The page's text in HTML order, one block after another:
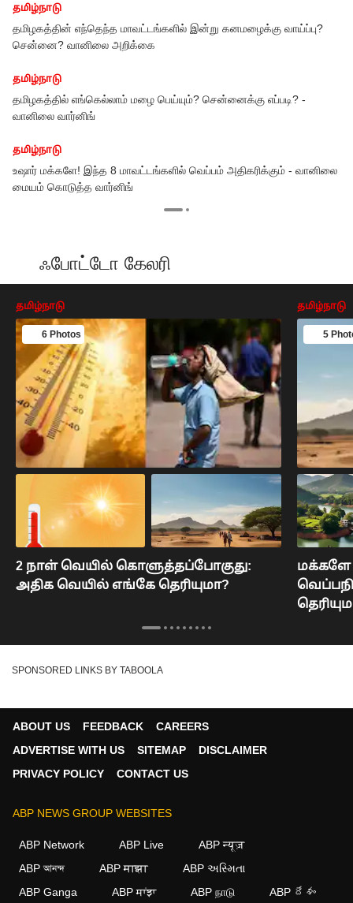
தமிழ்நாடு
மக்களே உஷார்! ஜூலை 25 வரை செம்ம ட்விஸ்ட்... சென்னை வானிலை
மையம் வெளியிட்ட பரபரப்பு அறிக்கை!
தமிழ்நாடு
சென்னை உட்பட எந்தெந்த மாவட்டங்களில் இன்று கனமழைக்கு வாய்ப்பு?
தமிழக வானிலை ரிப்போர்ட்
தமிழ்நாடு
தமிழகத்தின் எந்தெந்த மாவட்டங்களில் நாளை கனமழைக்கு வாய்ப்பு?
சென்னை? வானிலை வார்னிங்
ஃபோட்டோ கேலரி
தமிழ்நாடு
6 Photos
2 நாள் வெயில் கொளுத்தப்போகுது:
அதிக வெயில் எங்கே தெரியுமா?
தமிழ்நாடு
5
மக்களே
SPONSORED LINKS BY TABOOLA
ABOUT US FEEDBACK
CAREERS
ADVERTISE WITH US
SITEMAP
DISCLAIMER
PRIVACY POLICY
CONTACT US
ABP NEWS GROUP WEBSITES
ABP Network ABP Live
ABP न्यूज़
ABP আনন্দ
ABP माझा
ABP અસ્મિતા
ABP Ganga
ABP ਸਾਂਝਾ ABP நாடு ABP దేశం